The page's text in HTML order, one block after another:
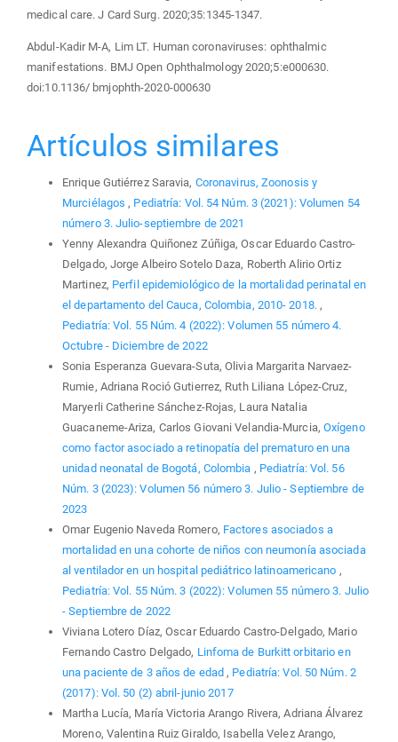
medical care. J Card Surg. 2020;35:1345-1347.
Abdul-Kadir M-A, Lim LT. Human coronaviruses: ophthalmic
manifestations. BMJ Open Ophthalmology 2020;5:e000630.
doi:10.1136/ bmjophth-2020-000630
Artículos similares
Enrique Gutiérrez Saravia, Coronavirus, Zoonosis y
Murciélagos, Pediatría: Vol. 54 Núm. 3 (2021): Volumen 54
número 3. Julio-septiembre de 2021
Yenny Alexandra Quiñonez Zúñiga, Oscar Eduardo Castro-
Delgado, Jorge Albeiro Sotelo Daza, Roberth Alirio Ortiz
Martinez, Perfil epidemiológico de la mortalidad perinatal en
el departamento del Cauca, Colombia, 2010- 2018. ,
Pediatría: Vol. 55 Núm. 4 (2022): Volumen 55 número 4.
Octubre - Diciembre de 2022
Sonia Esperanza Guevara-Suta, Olivia Margarita Narvaez-
Rumie, Adriana Roció Gutierrez, Ruth Liliana López-Cruz,
Maryerli Catherine Sánchez-Rojas, Laura Natalia
Guacaneme-Ariza, Carlos Giovani Velandia-Murcia, Oxígeno
como factor asociado a retinopatía del prematuro en una
unidad neonatal de Bogotá, Colombia , Pediatría: Vol. 56
Núm. 3 (2023): Volumen 56 número 3. Julio - Septiembre de
2023
Omar Eugenio Naveda Romero, Factores asociados a
mortalidad en una cohorte de niños con neumonía asociada
al ventilador en un hospital pediátrico latinoamericano ,
Pediatría: Vol. 55 Núm. 3 (2022): Volumen 55 número 3. Julio
- Septiembre de 2022
Viviana Lotero Díaz, Oscar Eduardo Castro-Delgado, Mario
Fernando Castro Delgado, Linfoma de Burkitt orbitario en
una paciente de 3 años de edad, Pediatría: Vol. 50 Núm. 2
(2017): Vol. 50 (2) abril-junio 2017
Martha Lucía, María Victoria Arango Rivera, Adriana Álvarez
Moreno, Valentina Ruiz Giraldo, Isabella Velez Arango,